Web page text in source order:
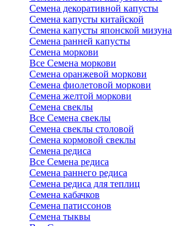
Семена декоративной капусты
Семена капусты китайской
Семена капусты японской мизуна
Семена ранней капусты
Семена моркови
Все Семена моркови
Семена оранжевой моркови
Семена фиолетовой моркови
Семена желтой моркови
Семена свеклы
Все Семена свеклы
Семена свеклы столовой
Семена кормовой свеклы
Семена редиса
Все Семена редиса
Семена раннего редиса
Семена редиса для теплиц
Семена кабачков
Семена патиссонов
Семена тыквы